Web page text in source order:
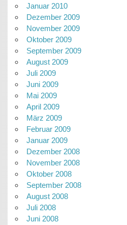
Januar 2010
Dezember 2009
November 2009
Oktober 2009
September 2009
August 2009
Juli 2009
Juni 2009
Mai 2009
April 2009
März 2009
Februar 2009
Januar 2009
Dezember 2008
November 2008
Oktober 2008
September 2008
August 2008
Juli 2008
Juni 2008